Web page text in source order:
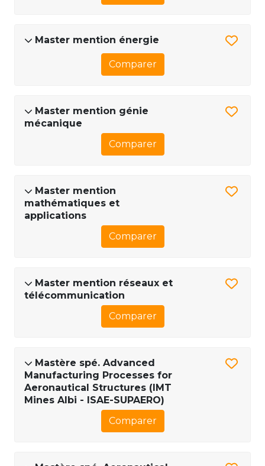
Master mention énergie
Comparer
Master mention génie
mécanique
Comparer
Master mention
mathématiques et
applications
Comparer
Master mention réseaux et
télécommunication
Comparer
Mastère spé. Advanced
Manufacturing Processes for
Aeronautical Structures (IMT
Mines Albi - ISAE-SUPAERO)
Comparer